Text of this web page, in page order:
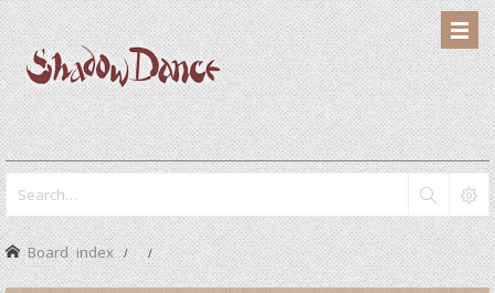
Board index